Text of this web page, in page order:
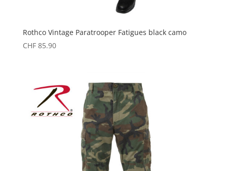
Rothco Vintage Paratrooper Fatigues black camo
CHF85.90